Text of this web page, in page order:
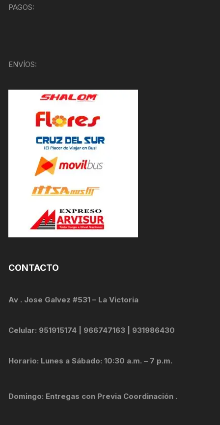
PAGOS:
ENVÍOS:
CONTACTO
Av . Jose Galvez #531 – La Victoria
Celular: 951915174 | 966747163 | 931986430
Horario: Lunes a Sábado: 10:30 a.m. – 7 p.m.
Domingo: Entregas con Previa Coordinación .